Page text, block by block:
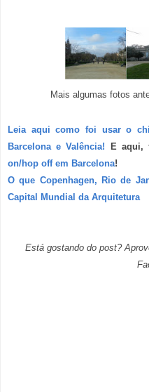
Mais algumas fotos
Leia aqui como foi usar o
Barcelona e Valência! E aqui,
on/hop off em Barcelona!
O que Copenhagen, Rio de
Capital Mundial da Arquitetura
Está gostando do post?